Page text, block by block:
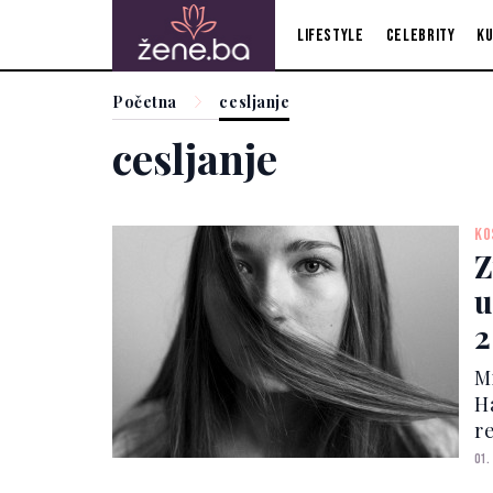
Lifestyle Celebrity
Početna cesljanje
cesljanje
01.